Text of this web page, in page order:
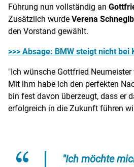
Führung nun vollständig an
Zusätzlich wurde Verena
den Vorstand gewählt.
>>> Absage: BMW steigt nicht bei
"Ich wünsche Gottfried Neumeister
Mit ihm habe ich den perfekten
bin fest davon überzeugt, dass er
erfolgreich in die Zukunft führen
"Ich möchte